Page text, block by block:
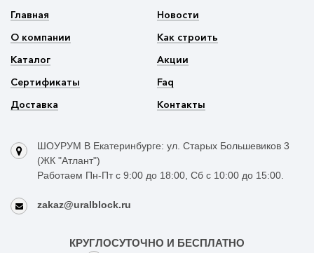
Главная
О компании
Каталог
Сертификаты
Доставка
Новости
Как строить
Акции
Faq
Контакты
ШОУРУМ В Екатеринбурге: ул. Старых Большевиков 3
(ЖК "Атлант")
Работаем Пн-Пт с 9:00 до 18:00, Сб с 10:00 до 15:00.
zakaz@uralblock.ru
КРУГЛОСУТОЧНО И БЕСПЛАТНО